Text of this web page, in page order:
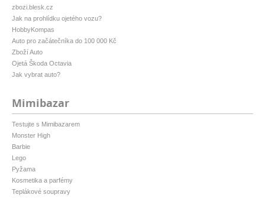
zbozi.blesk.cz
Jak na prohlídku ojetého vozu?
HobbyKompas
Auto pro začátečníka do 100 000 Kč
Zboží Auto
Ojetá Škoda Octavia
Jak vybrat auto?
Mimibazar
Testujte s Mimibazarem
Monster High
Barbie
Lego
Pyžama
Kosmetika a parfémy
Teplákové soupravy